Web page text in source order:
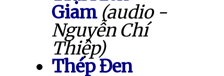
Giam (audio -
Nguyễn Chí
Thiệp)
Thép Đen